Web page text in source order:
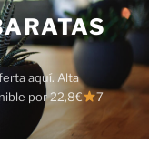
aquí. Alta
por 22,8€
7